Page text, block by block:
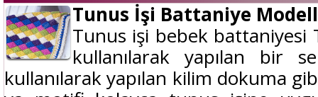
Tunus İşi Battaniye
Tunus işi bebek battaniyesi
kullanılarak yapılan bir
kullanılarak yapılan kilim dokuma